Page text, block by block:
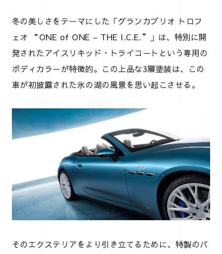
冬の美しさをテーマにした「グランカブリオ トロフ
ェオ “ONE of ONE – THE I.C.E.”」は、特別に開
発されたアイスリキッド・トライコートという専用の
ボディカラーが特徴的。この上品な3層塗装は、この
車が初披露された氷の湖の風景を思い起こさせる。
そのエクステリアをより引き立てるために、特製のバ